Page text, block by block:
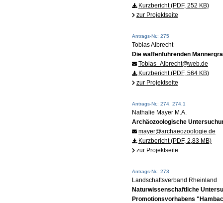
Kurzbericht (PDF, 252 KB)
zur Projektseite
Antrags-Nr.: 275
Tobias Albrecht
Die waffenführenden
Tobias_Albrecht@web.de
Kurzbericht (PDF, 564 KB)
zur Projektseite
Antrags-Nr.: 274, 274.1
Nathalie Mayer M.A.
Archäozoologische
mayer@archaeozoologie.de
Kurzbericht (PDF, 2,83 MB)
zur Projektseite
Antrags-Nr.: 273
Landschaftsverband Rheinland
Naturwissenschaftliche
Promotionsvorhabens